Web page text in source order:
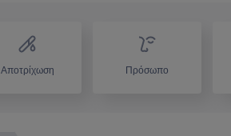
Αποτρίχωση Πρόσωπο